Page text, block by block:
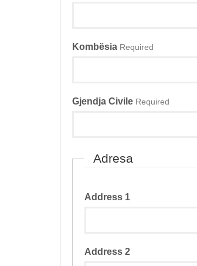
Kombësia Required
Gjendja Civile Required
Adresa
Address 1
Address 2